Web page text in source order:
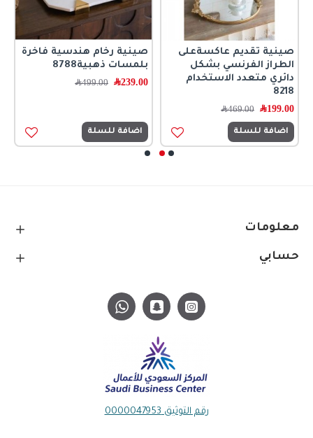
صينية تقديم عاكسةعلى
الطراز الفرنسي بشكل
دائري متعدد الاستخدام
8218
199.00﷼ 469.00﷼
اضافة للسلة
صينية رخام هندسية فاخرة
بلمسات ذهبية8788
239.00﷼ 499.00﷼
اضافة للسلة
معلومات
حسابي
رقم التوثيق 0000047953